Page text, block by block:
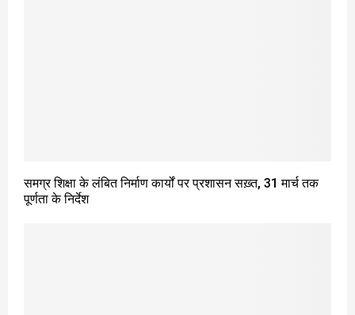
समग्र शिक्षा के लंबित निर्माण कार्यों पर प्रशासन सख़्त, 31 मार्च तक
पूर्णता के निर्देश